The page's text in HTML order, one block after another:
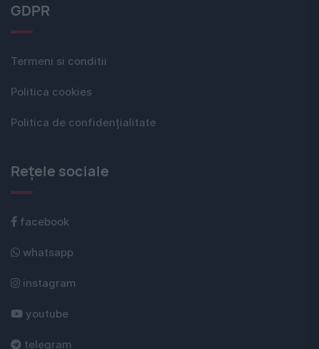
GDPR
Termeni si conditii
Politica cookies
Politica de confidențialitate
Rețele sociale
facebook
whatsapp
instagram
youtube
telegram